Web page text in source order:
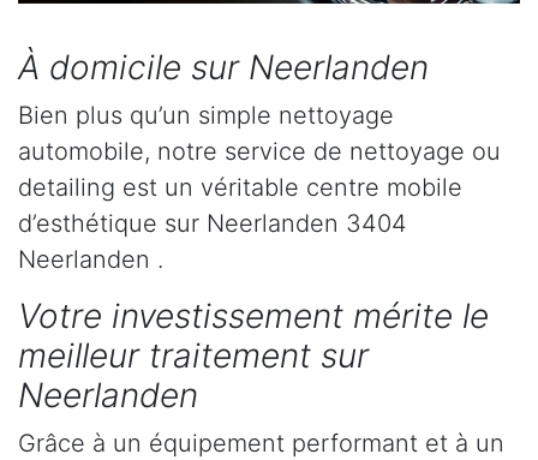
À domicile sur Neerlanden
Bien plus qu’un simple nettoyage
automobile, notre service de nettoyage ou
detailing est un véritable centre mobile
d’esthétique sur Neerlanden 3404
Neerlanden .
Votre investissement mérite le
meilleur traitement sur
Neerlanden
Grâce à un équipement performant et à un